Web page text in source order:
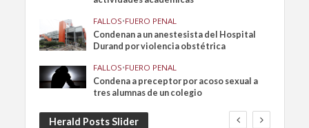
FALLOS•FUERO PENAL
Condenan a un anestesista del Hospital
Durand por violencia obstétrica
FALLOS•FUERO PENAL
Condena a preceptor por acoso sexual a
tres alumnas de un colegio
Herald Posts Slider